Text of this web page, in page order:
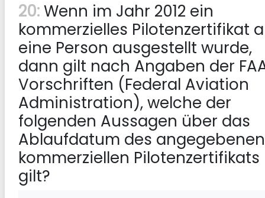
20:Wenn im Jahr 2012 ein
kommerzielles Pilotenzertifikat
eine Person ausgestellt wurde,
dann gilt nach Angaben der
Vorschriften (Federal Aviation
Administration), welche der
folgenden Aussagen über das
Ablaufdatum des angegebenen
kommerziellen Pilotenzertifikats
gilt?